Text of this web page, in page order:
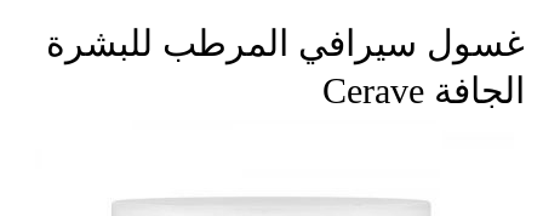
غسول سيرافي ​​المرطب للبشرة
الجافة Cerave